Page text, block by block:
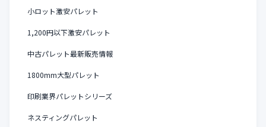
小ロット激安パレット
1,200円以下激安パレット
中古パレット最新販売情報
1800mm大型パレット
印刷業界パレットシリーズ
ネスティングパレット